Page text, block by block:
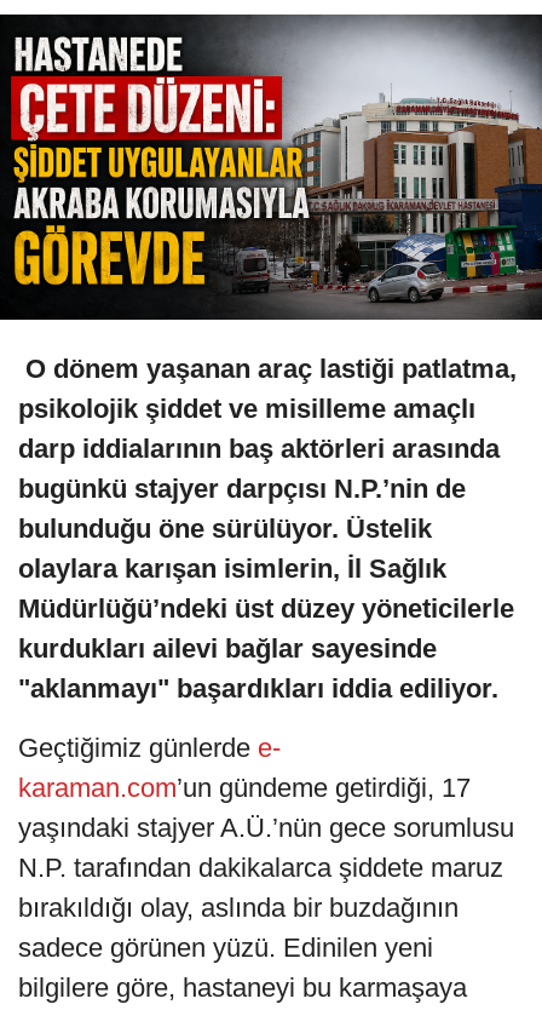
O dönem yaşanan araç lastiği patlatma,
psikolojik şiddet ve misilleme amaçlı
darp iddialarının baş aktörleri arasında
bugünkü stajyer darpçısı N.P.’nin de
bulunduğu öne sürülüyor. Üstelik
olaylara karışan isimlerin, İl Sağlık
Müdürlüğü’ndeki üst düzey yöneticilerle
kurdukları ailevi bağlar sayesinde
"aklanmayı" başardıkları iddia ediliyor.
Geçtiğimiz günlerde e-
karaman.com’un gündeme getirdiği, 17
yaşındaki stajyer A.Ü.’nün gece sorumlusu
N.P. tarafından dakikalarca şiddete maruz
bırakıldığı olay, aslında bir buzdağının
sadece görünen yüzü. Edinilen yeni
bilgilere göre, hastaneyi bu karmaşaya